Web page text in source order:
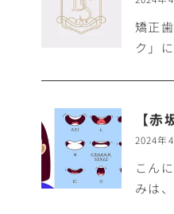
矯正
ク」
【
2024年
こん
みは